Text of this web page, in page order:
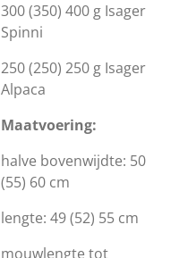
300 (350) 400 g Isager
Spinni
250 (250) 250 g Isager
Alpaca
Maatvoering:
halve bovenwijdte: 50
(55) 60 cm
lengte: 49 (52) 55 cm
mouwlengte tot